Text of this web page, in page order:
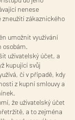
nenese
zneužití zákaznického
umožnit využívání
osobám.
uživatelský účet, a
kupující svůj
či v případě, kdy
z kupní smlouvy a
že uživatelský účet
a to zejména